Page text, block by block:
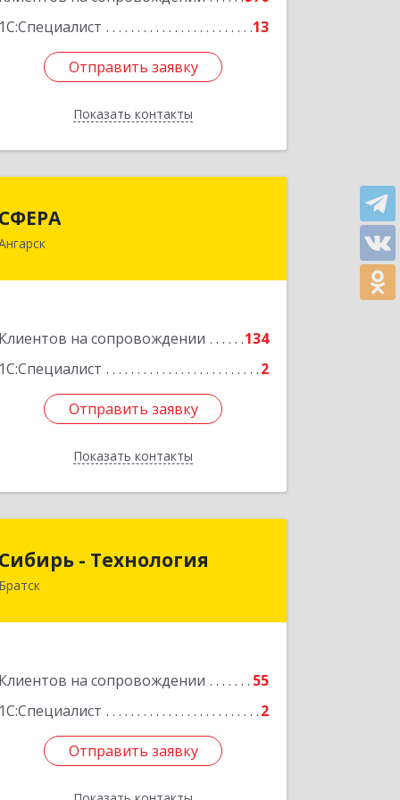
1С:Специалист
13
Отправить заявку
Показать контакты
Отправить заявку
Назад
СФЕРА
Клиентов на сопровождении
134
1С:Специалист
2
Отправить заявку
Показать контакты
665816, Иркутская обл, Ангарск г, 177-
Отправить заявку
Назад
Сибирь - Технология
Братск
Клиентов на сопровождении
55
1С:Специалист
2
Отправить заявку
Подробнее
Отправить заявку